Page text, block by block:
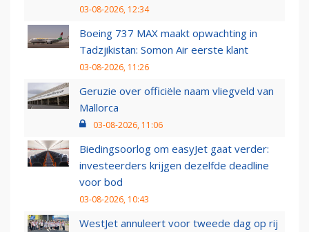
03-08-2026, 12:34
Boeing 737 MAX maakt opwachting in
Tadzjikistan: Somon Air eerste klant
03-08-2026, 11:26
Geruzie over officiële naam vliegveld van
Mallorca
03-08-2026, 11:06
Biedingsoorlog om easyJet gaat verder:
investeerders krijgen dezelfde deadline
voor bod
03-08-2026, 10:43
WestJet annuleert voor tweede dag op rij